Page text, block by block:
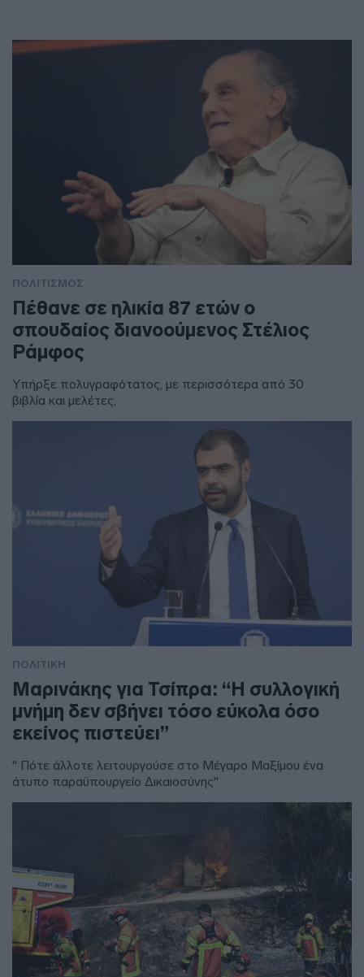
ΠΟΛΙΤΙΣΜΟΣ
Πέθανε σε ηλικία 87 ετών ο
σπουδαίος διανοούμενος Στέλιος
Ράμφος
Υπήρξε πολυγραφότατος, με περισσότερα από 30
βιβλία και μελέτες,
ΠΟΛΙΤΙΚΗ
Μαρινάκης για Τσίπρα: “Η συλλογική
μνήμη δεν σβήνει τόσο εύκολα όσο
εκείνος πιστεύει”
" Πότε άλλοτε λειτουργούσε στο Μέγαρο Μαξίμου ένα
άτυπο παραϋπουργείο Δικαιοσύνης"